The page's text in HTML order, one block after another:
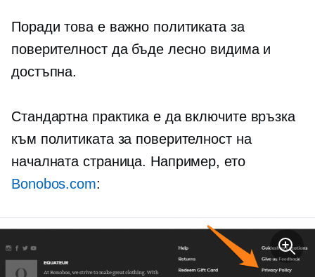
Поради това е важно политиката за
поверителност да бъде лесно видима и
достъпна.
Стандартна практика е да включите връзка
към политиката за поверителност на
началната страница. Например, ето
Bonobos.com: